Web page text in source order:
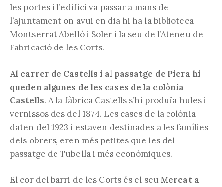
les portes i l’edifici va passar a mans de
l’ajuntament on avui en dia hi ha la biblioteca
Montserrat Abelló i Soler i la seu de l’Ateneu de
Fabricació de les Corts.
Al carrer de Castells i al passatge de Piera hi
queden algunes de les cases de la colònia
Castells. A la fàbrica Castells s’hi produïa hules i
vernissos des del 1874. Les cases de la colònia
daten del 1923 i estaven destinades a les famílies
dels obrers, eren més petites que les del
passatge de Tubella i més econòmiques.
El cor del barri de les Corts és el seu Mercat a